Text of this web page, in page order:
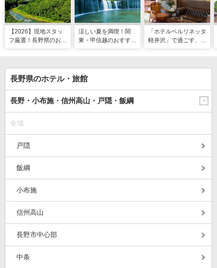
【2026】現地スタッ
フ厳選！長野県のおす
涼しい夏を満喫！関
東・甲信越のおすすめ
「ホテルベルリネッタ
軽井沢」で過ごす、ア
長野県のホテル・旅館
長野・小布施・信州高山・戸隠・飯綱
全域
戸隠
飯綱
小布施
信州高山
長野市中心部
中条